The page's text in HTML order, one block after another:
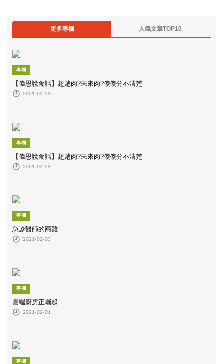
更多專欄 人氣文章TOP10
專欄
【偉恩說食話】超越肉?未來肉?傻傻分不清楚
2021-02-23
專欄
【偉恩說食話】超越肉?未來肉?傻傻分不清楚
2021-02-23
專欄
急診醫師的兩難
2021-02-03
專欄
雲端廚房正崛起
2021-02-01
專欄